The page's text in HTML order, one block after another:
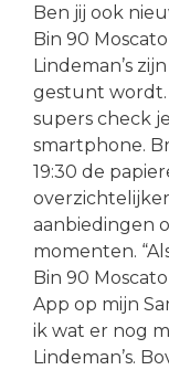
Ben jij ook
Bin 90
Lindeman’s
gestunt wordt.
supers check
smartphone.
19:30 de
aanbiedingen
momenten.
Bin 90
App op mijn
ik wat er nog
Lindeman’s.